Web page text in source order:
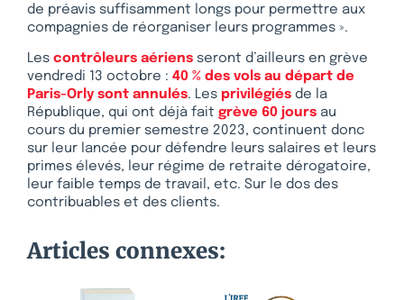
de préavis suffisamment longs pour permettre aux
compagnies de réorganiser leurs programmes ».
Les contrôleurs aériens seront d’ailleurs en grève
vendredi 13 octobre : 40 % des vols au départ de
Paris-Orly sont annulés. Les privilégiés de la
République, qui ont déjà fait grève 60 jours au
cours du premier semestre 2023, continuent donc
sur leur lancée pour défendre leurs salaires et leurs
primes élevés, leur régime de retraite dérogatoire,
leur faible temps de travail, etc. Sur le dos des
contribuables et des clients.
Articles connexes: